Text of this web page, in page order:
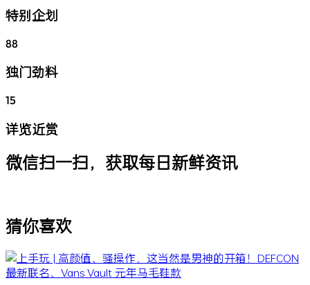
特别企划
88
独门劲料
15
详览近赏
微信扫一扫，获取每日新鲜资讯
猜你喜欢